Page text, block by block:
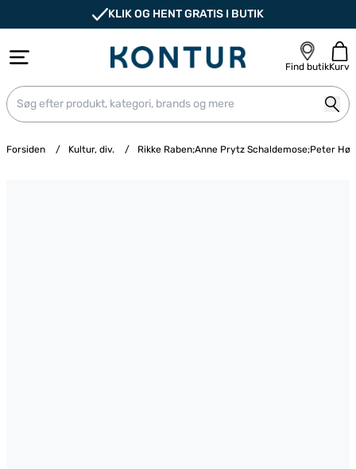
KLIK OG HENT GRATIS I BUTIK
Find butikKurv
Forsiden / Kultur, div. / Rikke Raben;Anne Prytz Schaldemose;Peter